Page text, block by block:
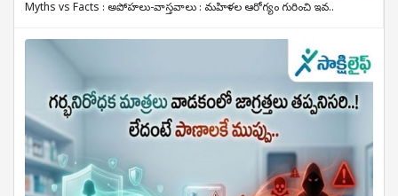
Myths vs Facts : అపోహలు-వాస్తవాలు : మహిళల ఆరోగ్యం గురించి ఇవ..